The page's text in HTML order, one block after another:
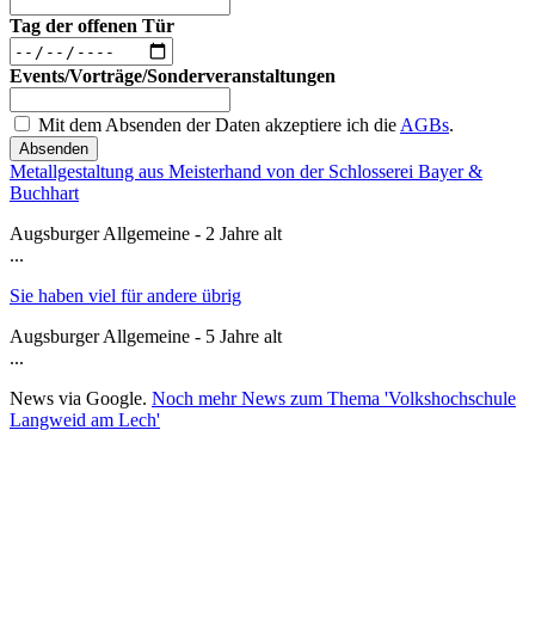
Tag der offenen Tür
Events/Vorträge/Sonderveranstaltungen
Mit dem Absenden der Daten akzeptiere ich dieAGBs.
Absenden
Metallgestaltung aus Meisterhand von der Schlosserei Bayer &
Buchhart
Augsburger Allgemeine - 2 Jahre alt
...
Sie haben viel für andere übrig
Augsburger Allgemeine - 5 Jahre alt
...
News via Google. Noch mehr News zum Thema 'Volkshochschule
Langweid am Lech'